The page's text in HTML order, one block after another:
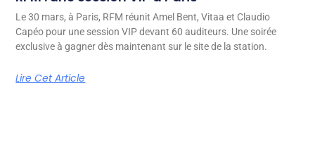
Le 30 mars, à Paris, RFM réunit Amel Bent, Vitaa et Claudio
Capéo pour une session VIP devant 60 auditeurs. Une soirée
exclusive à gagner dès maintenant sur le site de la station.
Lire Cet Article